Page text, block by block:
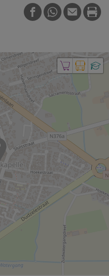
FACEBOOK
WHATSAPP
E-MAIL